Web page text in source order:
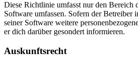
Diese Richtlinie umfasst nur den Bereich
Software umfassen. Sofern der Betreiber
seiner Software weitere
er dich darüber gesondert informieren.
Auskunftsrecht